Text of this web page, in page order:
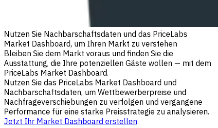
Nutzen Sie Nachbarschaftsdaten und das PriceLabs
Market Dashboard, um Ihren Markt zu verstehen
Bleiben Sie dem Markt voraus und finden Sie die
Ausstattung, die Ihre potenziellen Gäste wollen — mit dem
PriceLabs Market Dashboard.
Nutzen Sie das PriceLabs Market Dashboard und
Nachbarschaftsdaten, um Wettbewerberpreise und
Nachfrageverschiebungen zu verfolgen und vergangene
Performance für eine starke Preisstrategie zu analysieren.
Jetzt Ihr Market Dashboard erstellen